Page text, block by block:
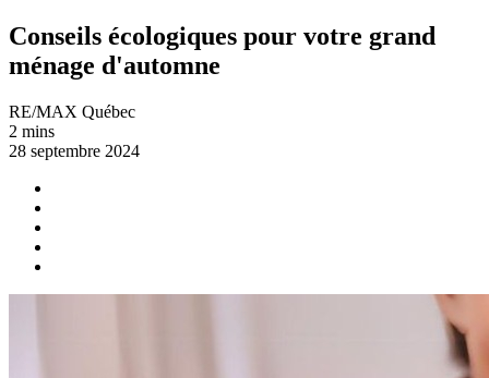
Conseils écologiques pour votre grand
ménage d'automne
RE/MAX Québec
2 mins
28 septembre 2024